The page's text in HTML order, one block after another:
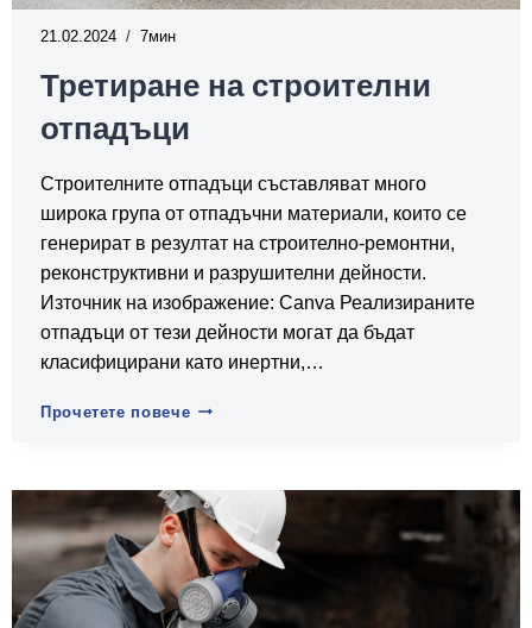
21.02.2024 7
Третиране на строителни
отпадъци
Строителните отпадъци съставляват много
широка група от отпадъчни материали, които се
генерират в резултат на строително-ремонтни,
реконструктивни и разрушителни дейности.
Източник на изображение: Canva Реализираните
отпадъци от тези дейности могат да бъдат
класифицирани като инертни,…
Прочетете повечеТретиране